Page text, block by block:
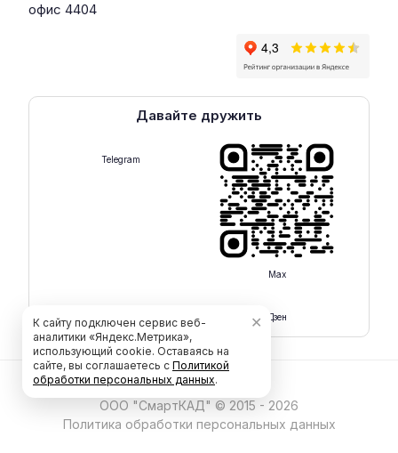
офис 4404
Давайте дружить
Telegram
Max
Дзен
ООО "СмартКАД" © 2015 - 2026
Политика обработки персональных данных
К сайту подключен сервис веб-
аналитики «Яндекс.Метрика»,
использующий cookie. Оставаясь на
сайте, вы соглашаетесь с Политикой
обработки персональных данных.
✕